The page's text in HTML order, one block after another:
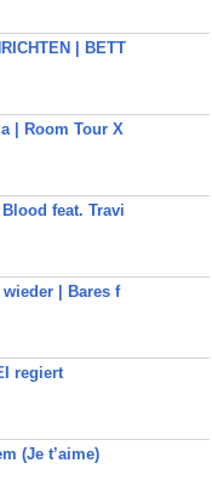
| BETT
| Room Tour X
feat. Travi
| Bares f
regiert
(Je t’aime)